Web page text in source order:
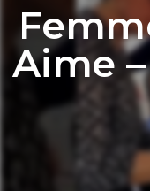
Aime